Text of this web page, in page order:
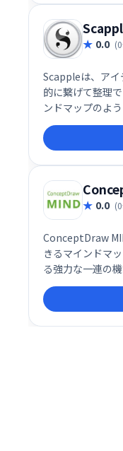
0.0
Scappleは、アイ
的に繋げて整理
ンドマップのよ
シンプルに整理
たことをすぐに
可能です。アイ
適なツールです。
0.0
ConceptDraw
きるマインドマ
る強力な一連の
ピングソフトウ
使用すると、ユ
表示するマイン